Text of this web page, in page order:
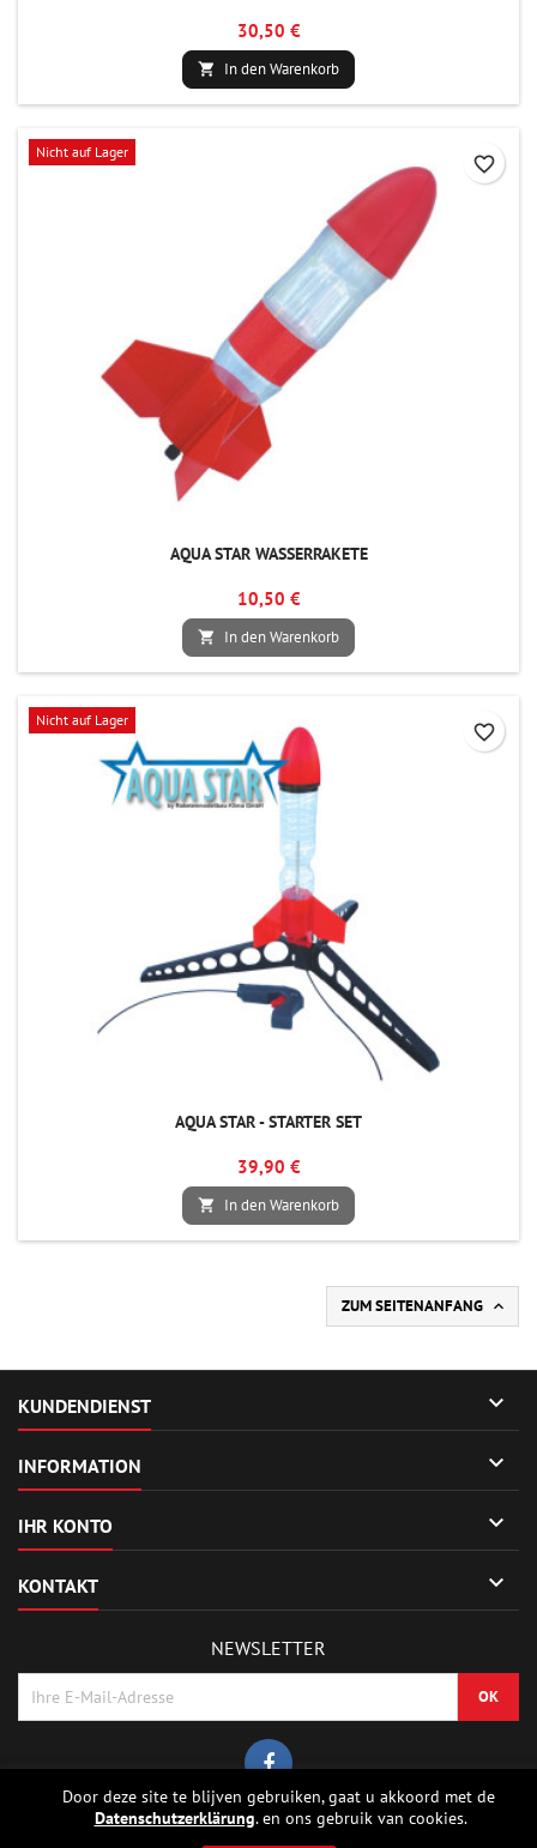
30,50 €
 In den Warenkorb
Nicht auf Lager
AQUA STAR WASSERRAKETE
10,50 €
 In den Warenkorb
favorite_border
Nicht auf Lager
AQUA STAR - STARTER SET
39,90 €
 In den Warenkorb
favorite_border
ZUM SEITENANFANG 
KUNDENDIENST 
INFORMATION 
IHR KONTO 
KONTAKT 
Door deze site te blijven gebruiken, gaat u akkoord met de
Datenschutzerklärung. en ons gebruik van cookies.
NEWSLETTER
© Urheberrecht 2026 Sierrafox Hobbies - Model rocket shop, high power
rocketry, rocket motors, rocket electronics and building parts.. Alle Rechte